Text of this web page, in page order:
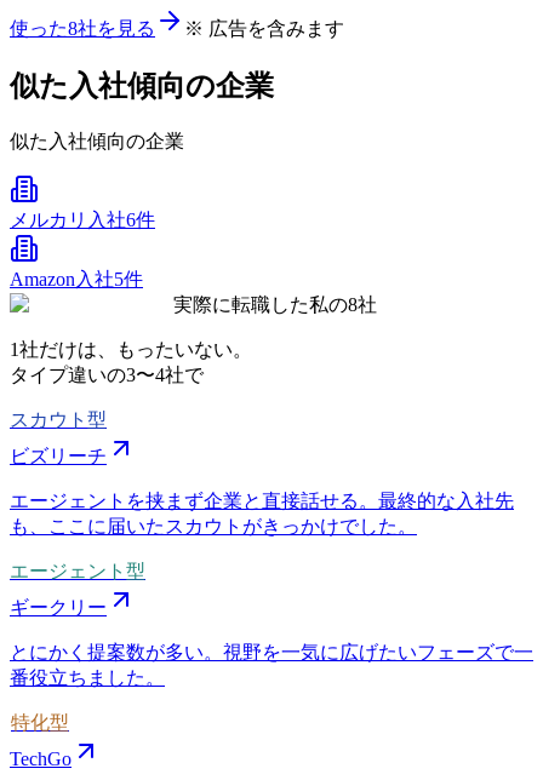
使った8社を見る ※ 広告を含みます
似た入社傾向の企業
似た入社傾向の企業
メルカリ 入社6件
Amazon 入社5件
実際に転職した私の8社
1社だけは、もったいない。
タイプ違いの3〜4社で
スカウト型
ビズリーチ
エージェントを挟まず企業と直接話せる。最終的な入社先
も、ここに届いたスカウトがきっかけでした。
エージェント型
ギークリー
とにかく提案数が多い。視野を一気に広げたいフェーズで一
番役立ちました。
特化型
TechGo